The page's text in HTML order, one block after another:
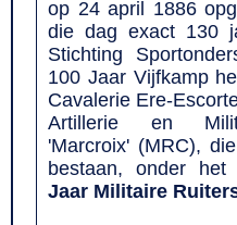
op 24 april 1886
die dag exact 130
Stichting
100 Jaar Vijfkamp
Cavalerie Ere-
Artillerie en
'Marcroix' (MRC),
bestaan, onder het
Jaar Militaire